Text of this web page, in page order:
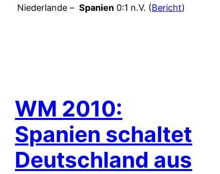
Niederlande – Spanien 0:1 n.V. (Bericht)
WM 2010:
Spanien schaltet
Deutschland aus